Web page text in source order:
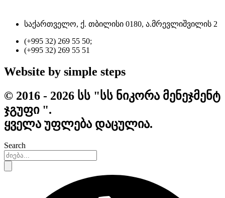
საქართველო, ქ. თბილისი 0180, ა.მრევლიშვილის 2
(+995 32) 269 55 50;
(+995 32) 269 55 51
Website by simple steps
© 2016 - 2026 სს "სს ნიკორა მენეჯმენტ
ჯგუფი ".
ყველა უფლება დაცულია.
Search